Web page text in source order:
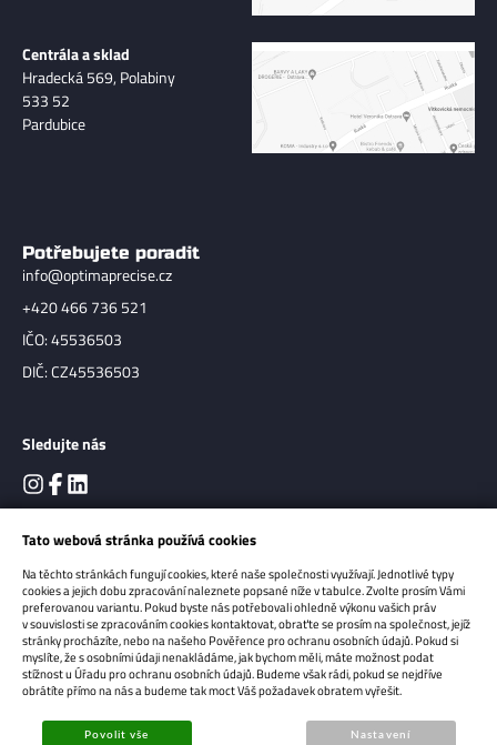
Centrála a sklad
Hradecká 569, Polabiny
533 52
Pardubice
Potřebujete poradit
info@optimaprecise.cz
+420 466 736 521
IČO: 45536503
DIČ: CZ45536503
Sledujte nás
Copyright 2026OPTIMA Precise s.r.o.Všechna práva vyhrazena.
Sun-shop - tvorba eshopů
Tato webová stránka používá cookies
Na těchto stránkách fungují cookies, které naše společnosti využívají. Jednotlivé typy
cookies a jejich dobu zpracování naleznete popsané níže v tabulce. Zvolte prosím Vámi
preferovanou variantu. Pokud byste nás potřebovali ohledně výkonu vašich práv
v souvislosti se zpracováním cookies kontaktovat, obraťte se prosím na společnost, jejíž
stránky procházíte, nebo na našeho Pověřence pro ochranu osobních údajů. Pokud si
myslíte, že s osobními údaji nenakládáme, jak bychom měli, máte možnost podat
stížnost u Úřadu pro ochranu osobních údajů. Budeme však rádi, pokud se nejdříve
obrátíte přímo na nás a budeme tak moct Váš požadavek obratem vyřešit.
Povolit vše Nastavení